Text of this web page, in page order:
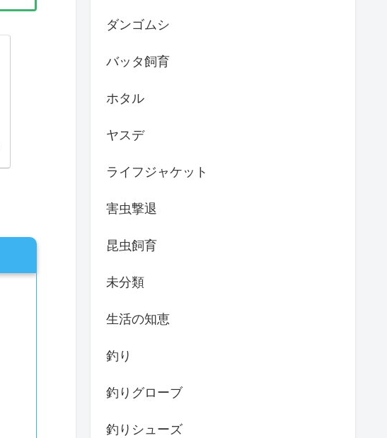
ダンゴムシ
バッタ飼育
ホタル
ヤスデ
ライフジャケット
害虫撃退
昆虫飼育
未分類
生活の知恵
釣り
釣りグローブ
釣りシューズ